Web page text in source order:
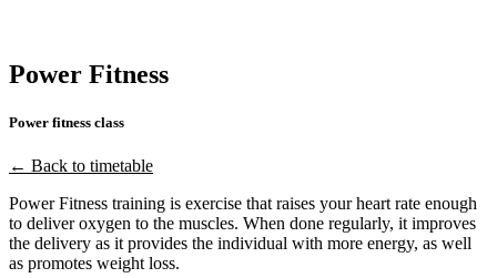
Power Fitness
Power fitness class
← Back to timetable
Power Fitness training is exercise that raises your heart rate enough
to deliver oxygen to the muscles. When done regularly, it improves
the delivery as it provides the individual with more energy, as well
as promotes weight loss.